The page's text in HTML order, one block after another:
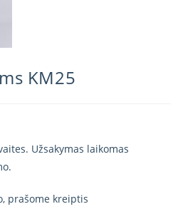
KM25
Užsakymas laikomas
prašome kreiptis